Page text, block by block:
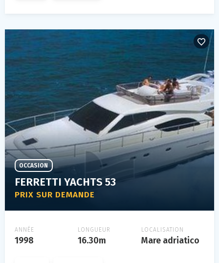
FERRETTI YACHTS 53
PRIX SUR DEMANDE
OCCASION
ANNÉE
1998
LONGUEUR
16.30m
LOCALISATION
Mare adriatico